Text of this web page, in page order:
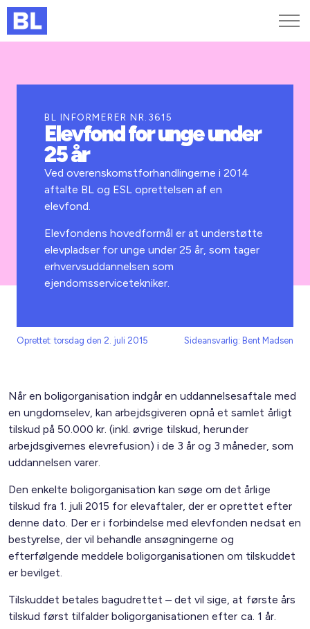
Kurser og arrangementer
Jobportalen
BL INFORMERER NR.3615
Elevfond for unge under
25 år
Ved overenskomstforhandlingerne i 2014
aftalte BL og ESL oprettelsen af en
elevfond.
Elevfondens hovedformål er at understøtte
elevpladser for unge under 25 år, som tager
erhvervsuddannelsen som
ejendomsservicetekniker.
Oprettet: torsdag den 2. juli 2015 Sideansvarlig: Bent Madsen
Når en boligorganisation indgår en uddannelsesaftale med
en ungdomselev, kan arbejdsgiveren opnå et samlet årligt
tilskud på 50.000 kr. (inkl. øvrige tilskud, herunder
arbejdsgivernes elevrefusion) i de 3 år og 3 måneder, som
uddannelsen varer.
Den enkelte boligorganisation kan søge om det årlige
tilskud fra 1. juli 2015 for elevaftaler, der er oprettet efter
denne dato. Der er i forbindelse med elevfonden nedsat en
bestyrelse, der vil behandle ansøgningerne og
efterfølgende meddele boligorganisationen om tilskuddet
er bevilget.
Tilskuddet betales bagudrettet – det vil sige, at første års
tilskud først tilfalder boligorganisationen efter ca. 1 år.